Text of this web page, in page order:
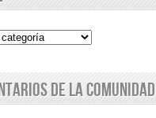
de la comunidad